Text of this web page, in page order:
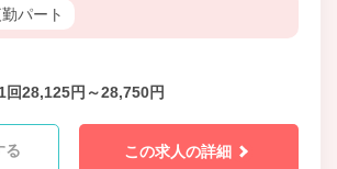
パート
回28,125円～28,750円
る この求人の詳細